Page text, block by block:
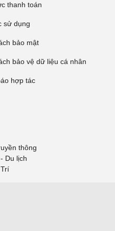
thanh toán
sử dụng
bảo mật
bảo vệ dữ liệu cá nhân
hợp tác
thông
Du lịch